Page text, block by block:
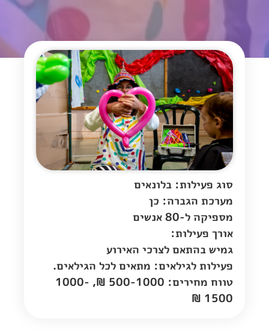
סוג פעילות: בלונאים
מערכת הגברה: כן
מספיקה ל-80 אנשים
אורך פעילות:
גמיש בהתאם לצרכי האירוע
פעילות לגילאים: מתאים לכל הגילאים.
טווח מחירים: 500-1000 ₪, 1000-
1500 ₪